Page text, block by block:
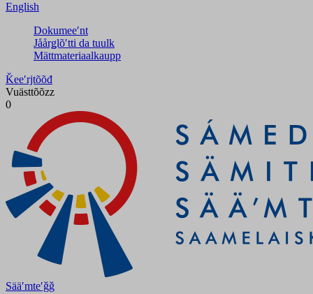
English
Dokumeeʹnt
Jåårǥlõʹtti da tuulk
Mättmateriaalkaupp
Ǩeeʹrjtõõđ
Vuästtõõzz
0
Sääʹmteʹǧǧ